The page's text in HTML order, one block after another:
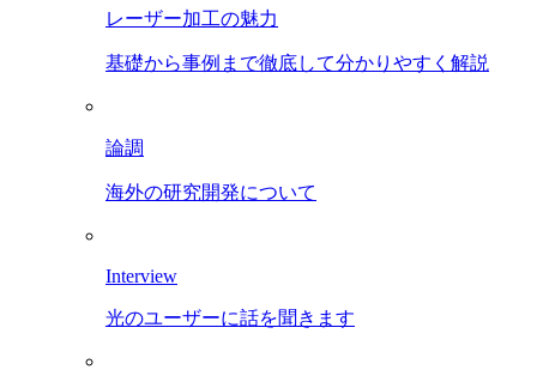
レーザー加工の魅力
基礎から事例まで徹底して分かりやすく解説
論調
海外の研究開発について
Interview
光のユーザーに話を聞きます